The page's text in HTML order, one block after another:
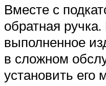
Вместе с
обратная
выполненное
в сложном
установить